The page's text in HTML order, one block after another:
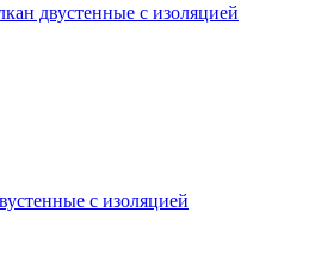
двустенные с изоляцией
с изоляцией